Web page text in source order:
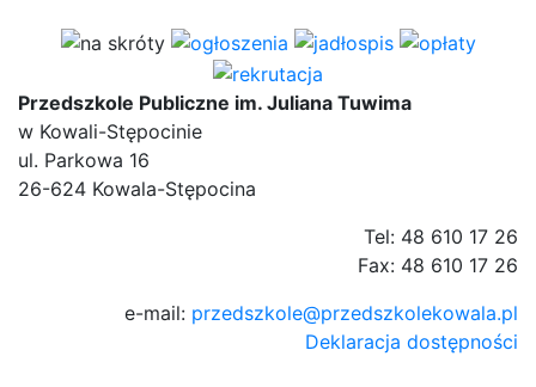
Przedszkole Publiczne im. Juliana Tuwima
w Kowali-Stępocinie
ul. Parkowa 16
26-624 Kowala-Stępocina
Tel: 48 610 17 26
Fax: 48 610 17 26
e-mail: przedszkole@przedszkolekowala.pl
Deklaracja dostępności